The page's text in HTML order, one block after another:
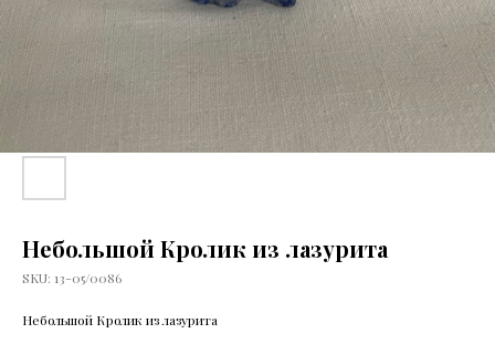
Небольшой Кролик из лазурита
SKU: 13-05/0086
Небольшой Кролик из лазурита